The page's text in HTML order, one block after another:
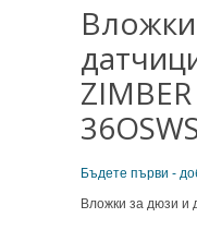
Бъдете първи -
Вложки за дюзи и